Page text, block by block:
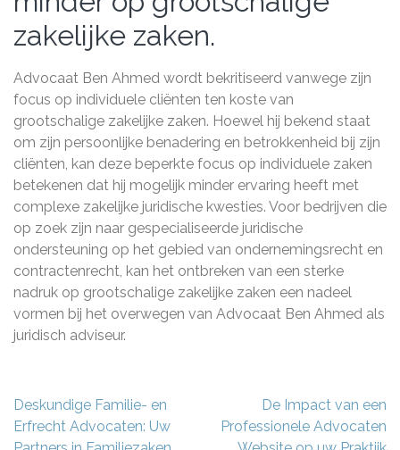
zakelijke zaken.
Advocaat Ben Ahmed wordt bekritiseerd vanwege zijn
focus op individuele cliënten ten koste van
grootschalige zakelijke zaken. Hoewel hij bekend staat
om zijn persoonlijke benadering en betrokkenheid bij zijn
cliënten, kan deze beperkte focus op individuele zaken
betekenen dat hij mogelijk minder ervaring heeft met
complexe zakelijke juridische kwesties. Voor bedrijven die
op zoek zijn naar gespecialiseerde juridische
ondersteuning op het gebied van ondernemingsrecht en
contractenrecht, kan het ontbreken van een sterke
nadruk op grootschalige zakelijke zaken een nadeel
vormen bij het overwegen van Advocaat Ben Ahmed als
juridisch adviseur.
Berichtnavigatie
Deskundige Familie- en
Erfrecht Advocaten: Uw
De Impact van een
Professionele Advocaten